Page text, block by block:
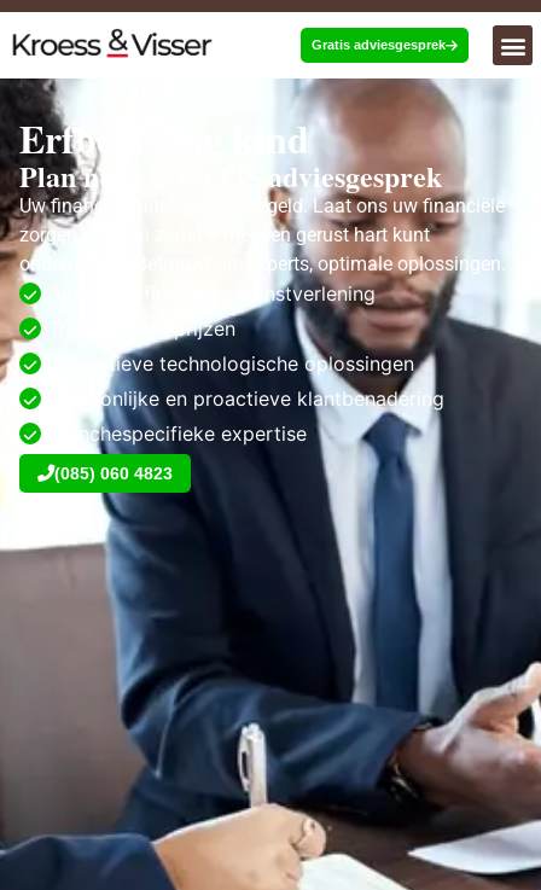
Gratis adviesgesprek
Erfbelasting kind
Plan nu je GRATIS adviesgesprek
Uw financiën, uitstekend geregeld. Laat ons uw financiële
zorgen beheren zodat u met een gerust hart kunt
ondernemen. Betrouwbare experts, optimale oplossingen.
All-in-one financiële dienstverlening
Transparante prijzen
Innovatieve technologische oplossingen
Persoonlijke en proactieve klantbenadering
Branchespecifieke expertise
(085) 060 4823